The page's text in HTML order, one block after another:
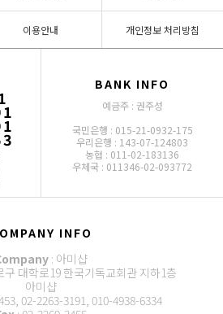
이용안내 개인정보 처리방침
BANK INFO
예금주 : 권주성
국민은행 : 015-21-0932-175
우리은행 : 143-07-124803
농협 : 011-02-183136
우체국 : 011346-02-093772
INFO
: 아미샵
구 대학로19 한국기독교회관 지하1층
아미샵
02-2263-3191, 010-4938-6334